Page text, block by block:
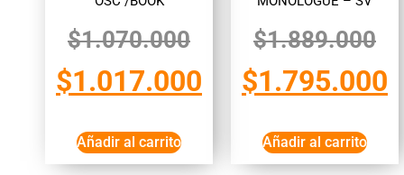
$1.070.000
$1.017.000
Añadir al carrito
$1.889.000
$1.795.000
Añadir al carrito